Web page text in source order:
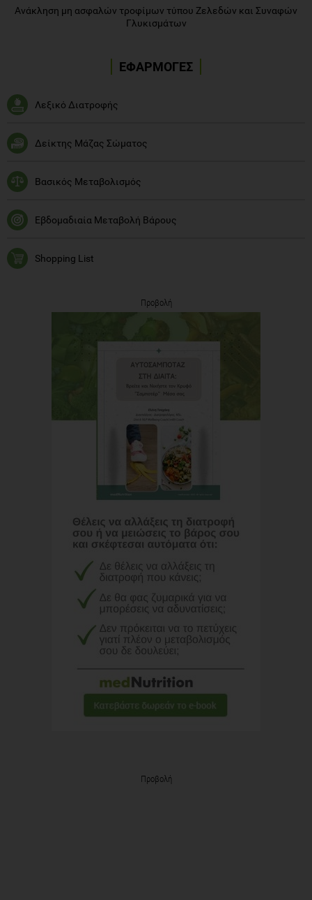
Ανάκληση μη ασφαλών τροφίμων τύπου Ζελεδών και Συναφών
Γλυκισμάτων
ΕΦΑΡΜΟΓΕΣ
Λεξικό Διατροφής
Δείκτης Μάζας Σώματος
Βασικός Μεταβολισμός
Εβδομαδιαία Μεταβολή Βάρους
Shopping List
Προβολή
Προβολή